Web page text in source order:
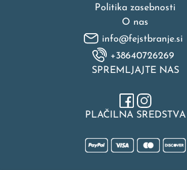
Politika zasebnosti
O nas
info@fejstbranje.si
+38640726269
SPREMLJAJTE NAS
PLAČILNA SREDSTVA